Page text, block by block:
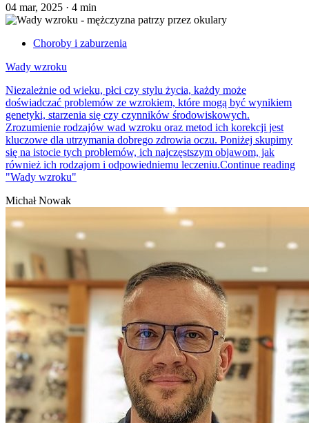
04 mar, 2025 · 4 min
Choroby i zaburzenia
Wady wzroku
Niezależnie od wieku, płci czy stylu życia, każdy może
doświadczać problemów ze wzrokiem, które mogą być wynikiem
genetyki, starzenia się czy czynników środowiskowych.
Zrozumienie rodzajów wad wzroku oraz metod ich korekcji jest
kluczowe dla utrzymania dobrego zdrowia oczu. Poniżej skupimy
się na istocie tych problemów, ich najczęstszym objawom, jak
również ich rodzajom i odpowiedniemu leczeniu.Continue reading
"Wady wzroku"
Michał Nowak